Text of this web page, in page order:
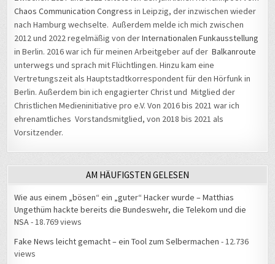
Chaos Communication Congress in Leipzig, der inzwischen wieder
nach Hamburg wechselte. Außerdem melde ich mich zwischen
2012 und 2022 regelmäßig von derInternationalen Funkausstellung
in Berlin. 2016 war ich für meinen Arbeitgeber auf derBalkanroute
unterwegs und sprach mit Flüchtlingen. Hinzu kam eine
Vertretungszeit als Hauptstadtkorrespondent für den Hörfunk in
Berlin. Außerdem bin ich engagierter Christ und Mitglied der
Christlichen Medieninitiative pro e.V. Von 2016 bis 2021 war ich
ehrenamtliches Vorstandsmitglied, von 2018 bis 2021 als
Vorsitzender.
AM HÄUFIGSTEN GELESEN
Wie aus einem „bösen“ ein „guter“ Hacker wurde – Matthias
Ungethüm hackte bereits die Bundeswehr, die Telekom und die
NSA- 18.769 views
Fake News leicht gemacht – ein Tool zum Selbermachen - 12.736
views